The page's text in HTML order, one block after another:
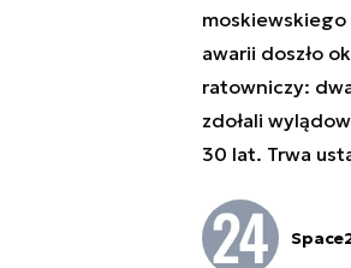
moskiewskiego
awarii doszło
ratowniczy:
zdołali
30 lat. Trwa